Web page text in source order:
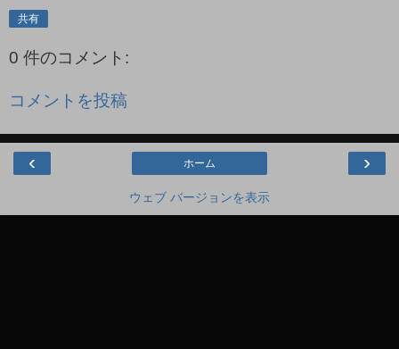
共有
0 件のコメント:
コメントを投稿
‹ ›
ホーム
ウェブ バージョンを表示